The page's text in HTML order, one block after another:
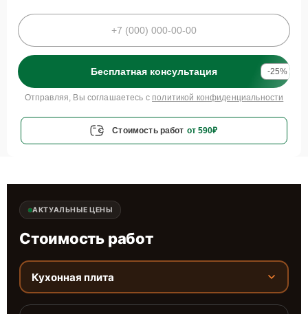
Бесплатная консультация -25%
Отправляя, Вы соглашаетесь с политикой конфиденциальности
Стоимость работ от 590₽
АКТУАЛЬНЫЕ ЦЕНЫ
Стоимость работ
Кухонная плита